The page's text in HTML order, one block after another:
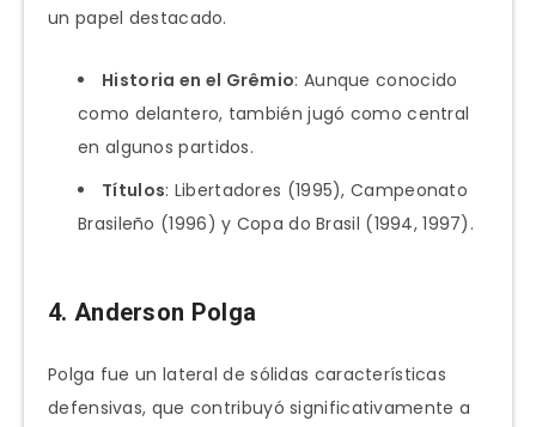
un papel destacado.
Historia en el Grêmio: Aunque conocido
como delantero, también jugó como central
en algunos partidos.
Títulos: Libertadores (1995), Campeonato
Brasileño (1996) y Copa do Brasil (1994, 1997).
4. Anderson Polga
Polga fue un lateral de sólidas características
defensivas, que contribuyó significativamente a